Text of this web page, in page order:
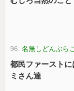
96:名無しどんぶらこ
都民ファースト
ミさん達